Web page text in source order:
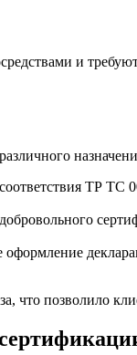
и
ТР
что позволило